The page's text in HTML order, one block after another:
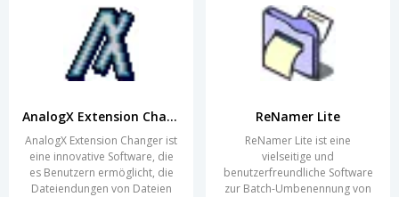
AnalogX Extension Changer
AnalogX Extension Changer ist
eine innovative Software, die
es Benutzern ermöglicht, die
Dateiendungen von Dateien
ReNamer Lite
ReNamer Lite ist eine
vielseitige und
benutzerfreundliche Software
zur Batch-Umbenennung von